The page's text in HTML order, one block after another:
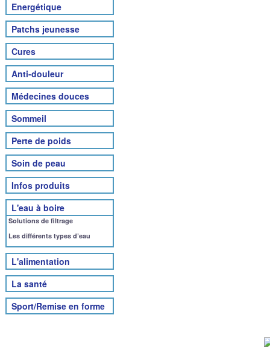
Energétique
Patchs jeunesse
Cures
Anti-douleur
Médecines douces
Sommeil
Perte de poids
Soin de peau
Infos produits
L'eau à boire
Solutions de filtrage
Les différents types d’eau
L'alimentation
La santé
Sport/Remise en forme